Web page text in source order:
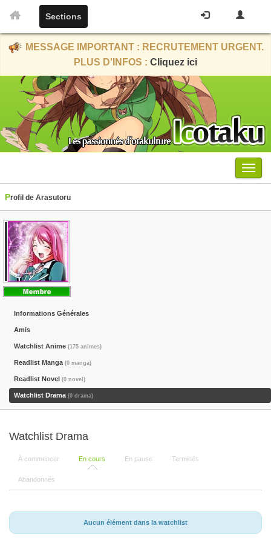
Sections
MESSAGE IMPORTANT : RECRUTEMENT URGENT.
PLUS D'INFOS : Cliquez ici
Menu
Profil de Arasutoru
Informations Générales
Amis
Watchlist Anime (175 animes)
Readlist Manga (0 manga)
Readlist Novel (0 novel)
Watchlist Drama (0 drama)
Watchlist Drama
À commencer En cours En pause Terminés
Abandonnés
Aucun élément dans la watchlist